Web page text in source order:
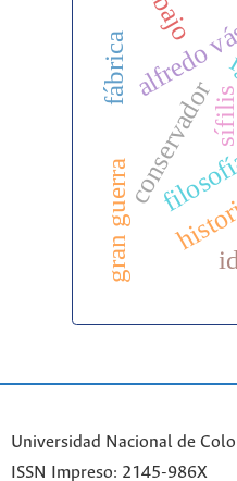
conservador
gran guerra
fábrica
sífilis
Universidad Nacional de
ISSN Impreso: 2145-986X